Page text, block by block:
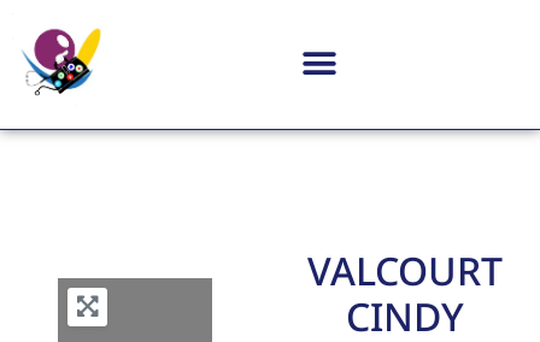
VALCOURT
CINDY